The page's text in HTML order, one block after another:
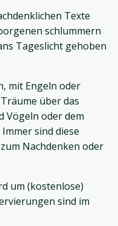
Texte
schlummern
Tageslicht gehoben
mit Engeln oder
über das
Vögeln oder dem
sind diese
Nachdenken oder
um (kostenlose)
sind im